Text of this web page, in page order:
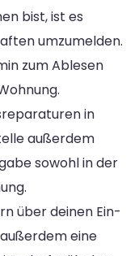
bist, ist es
umzumelden.
zum Ablesen
in
außerdem
sowohl in der
über deinen Ein-
eine